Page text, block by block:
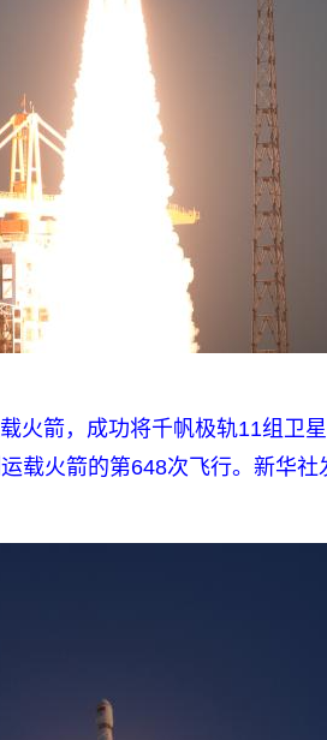
火箭，成功将千帆极轨11组卫
载火箭的第648次飞行。新华社